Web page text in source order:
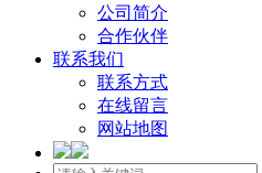
公司简介
合作伙伴
联系我们
联系方式
在线留言
网站地图